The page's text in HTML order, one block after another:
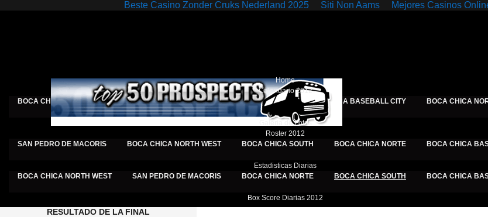
Beste Casino Zonder Cruks Nederland 2025 Siti Non Aams Mejores Casinos
Home
Calendario 2012
BOCA CHICA NORTE
BOCA CHICA SUR SAN PEDRO DE MACORIS BOCA CHICA BASEBALL CITY BOCA CHICA
Galeria de Fotos
Roster 2012
SAN PEDRO DE MACORIS
BOCA CHICA NORTH WEST BOCA CHICA SOUTH BOCA CHICA NORTE BOCA CHICA
Estadisticas Diarias
BOCA CHICA NORTH WEST
SAN PEDRO DE MACORIS BOCA CHICA NORTE BOCA CHICA SOUTH BOCA CHICA
Box Score Diarias 2012
RESULTADO DE LA FINAL